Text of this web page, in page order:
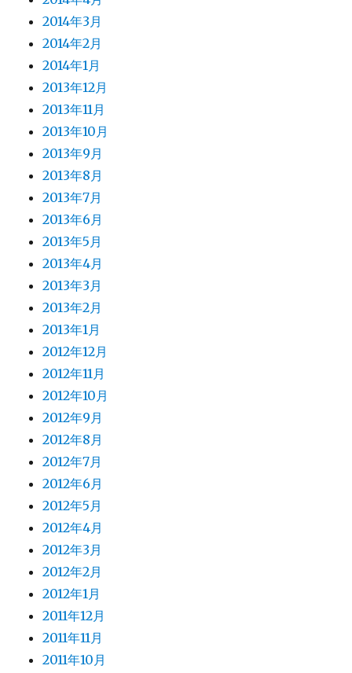
2014年3月
2014年2月
2014年1月
2013年12月
2013年11月
2013年10月
2013年9月
2013年8月
2013年7月
2013年6月
2013年5月
2013年4月
2013年3月
2013年2月
2013年1月
2012年12月
2012年11月
2012年10月
2012年9月
2012年8月
2012年7月
2012年6月
2012年5月
2012年4月
2012年3月
2012年2月
2012年1月
2011年12月
2011年11月
2011年10月